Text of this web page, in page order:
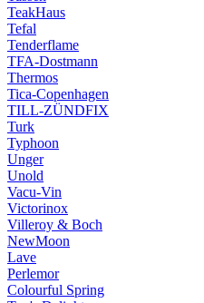
TeakHaus
Tefal
Tenderflame
TFA-Dostmann
Thermos
Tica-Copenhagen
TILL-ZÜNDFIX
Turk
Typhoon
Unger
Unold
Vacu-Vin
Victorinox
Villeroy & Boch
NewMoon
Lave
Perlemor
Colourful Spring